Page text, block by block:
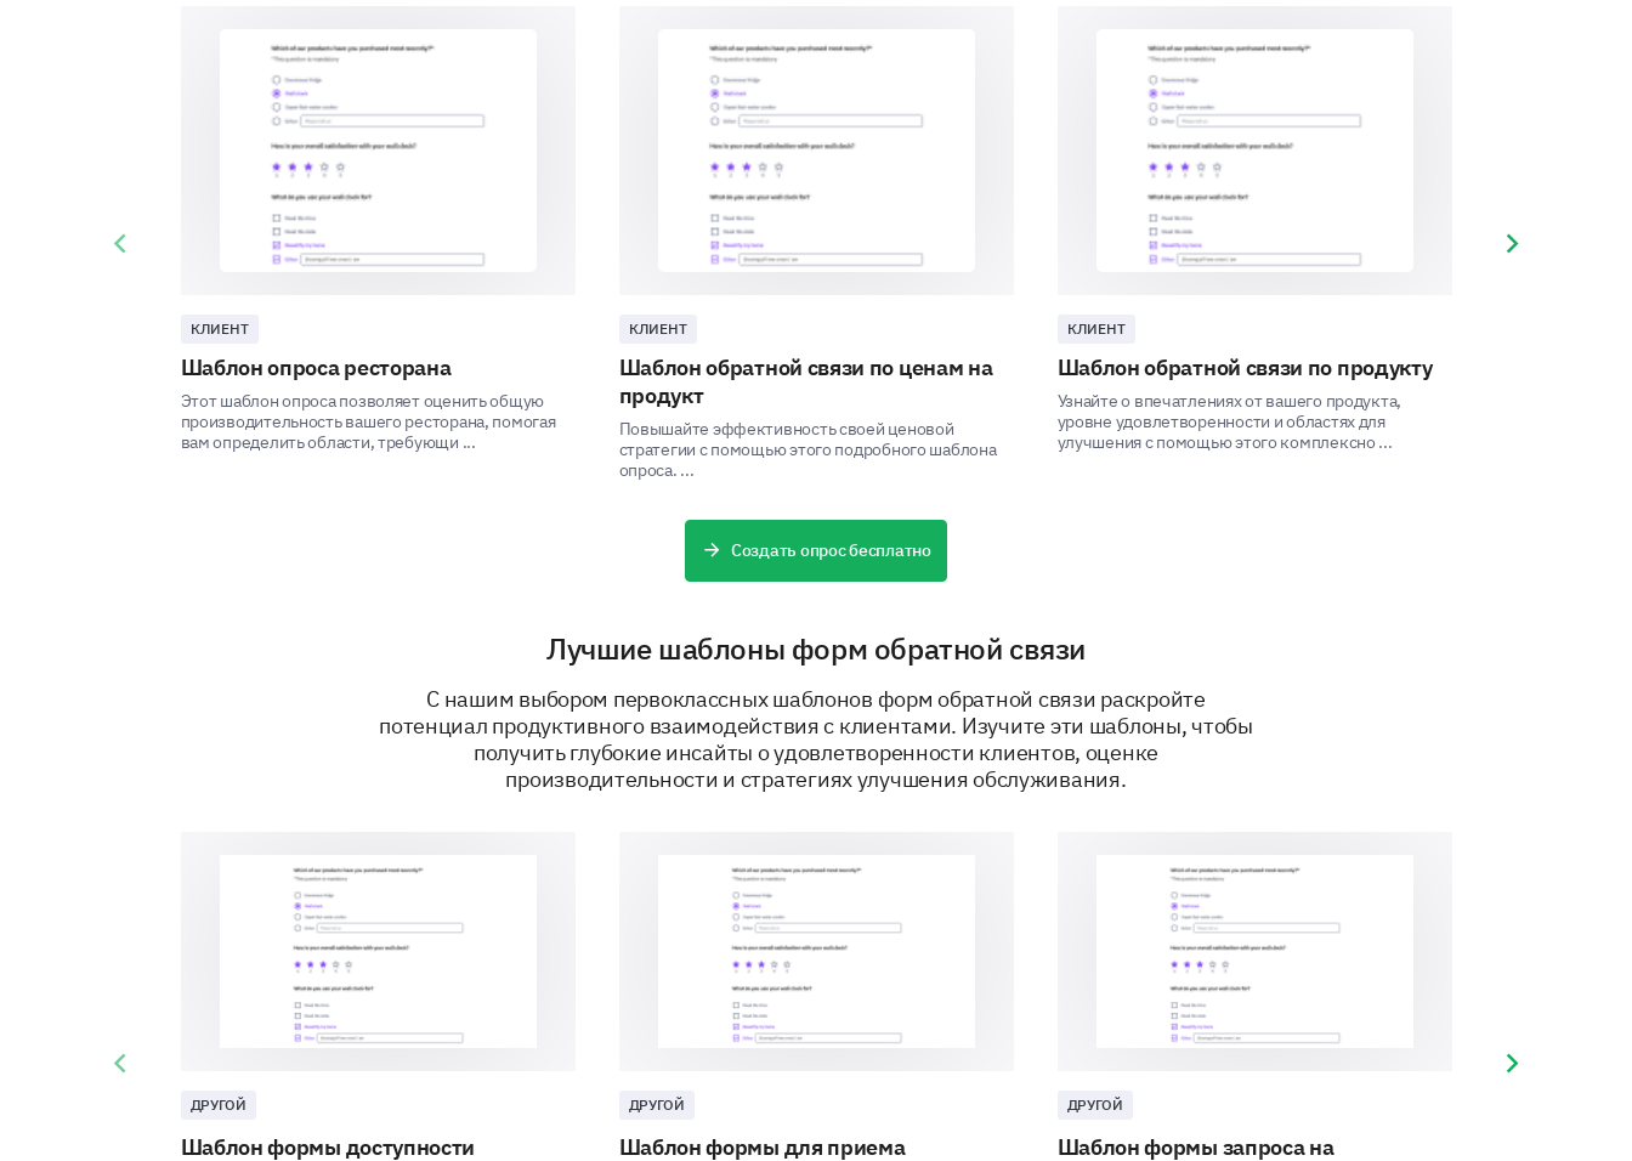
Your Preferences and Expectations
This section is about your preferences and expectations from our customer service
team. Your feedback will help shape our customer service strategies.
Professionalism
Empathy
Knowledge
Issue Resolution
Other, Please specify:
ПРИДАНО
КЛИЕНТ
Шаблон опроса ресторана
Этот шаблон опроса позволяет оценить общую
производительность вашего ресторана, помогая
вам определить области, требующи ...
КЛИЕНТ
Шаблон обратной связи по ценам на
продукт
Повышайте эффективность своей ценовой
стратегии с помощью этого подробного шаблона
опроса. ...
КЛИЕНТ
Шаблон обратной связи по продукту
Узнайте о впечатлениях от вашего продукта,
уровне удовлетворенности и областях для
улучшения с помощью этого комплексно ...
Previous slide Next slide
Создать опрос бесплатно
Лучшие шаблоны форм обратной связи
С нашим выбором первоклассных шаблонов форм обратной связи раскройте
потенциал продуктивного взаимодействия с клиентами. Изучите эти шаблоны, чтобы
получить глубокие инсайты о удовлетворенности клиентов, оценке
производительности и стратегиях улучшения обслуживания.
ДРУГОЙ
Шаблон формы доступности
ДРУГОЙ
Шаблон формы для приема
ДРУГОЙ
Шаблон формы запроса на
Previous slide Next slide